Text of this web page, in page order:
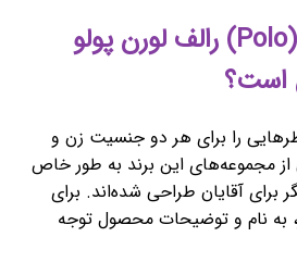
آیا عطر و ادکلن (Polo) رالف لورن پولو
است؟
را برای هر دو جنسیت زن و
مجموعه‌های این برند به طور خاص
برای آقایان طراحی شده‌اند. برای
به نام و توضیحات محصول توجه